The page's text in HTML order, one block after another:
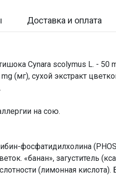
Доставка и оплата
Cynara scolymus L. - 50
(мг), сухой экстракт
на сою.
фосфатидилхолина
«банан», загуститель
(лимонная